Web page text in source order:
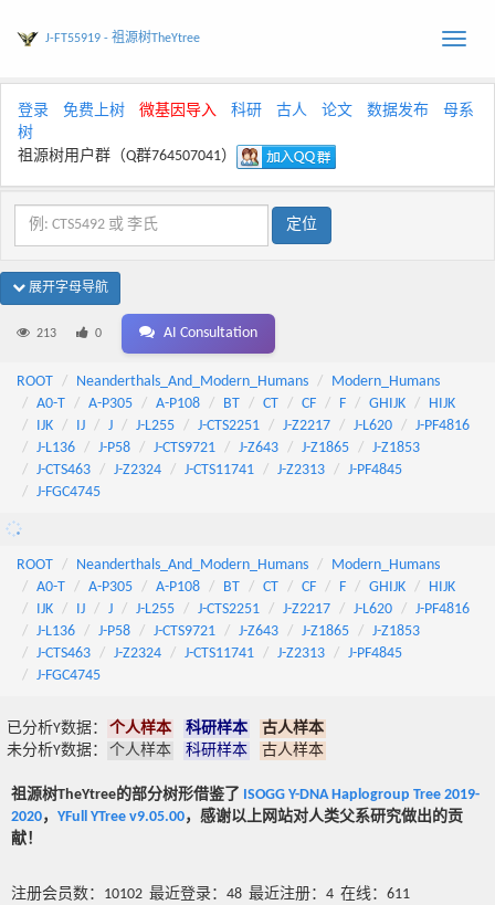
Toggle
J-FT55919 - 祖源树TheYtree
登录 免费上树 微基因导入 科研 古人 论文 数据发布
母系
树
祖源树用户群（Q群764507041）
展开字母导航
213 0 AI Consultation
ROOT Neanderthals_And_Modern_Humans
Modern_Humans
A0-T
A-P305 A-P108 BT CT CF F GHIJK
HIJK
IJK
IJ J J-L255 J-CTS2251 J-Z2217 J-L620
J-PF4816
J-L136
J-P58 J-CTS9721 J-Z643 J-Z1865
J-Z1853
J-CTS463
J-Z2324 J-CTS11741 J-Z2313
J-PF4845
J-FGC4745
ROOT Neanderthals_And_Modern_Humans
Modern_Humans
A0-T
A-P305 A-P108 BT CT CF F GHIJK
HIJK
IJK
IJ J J-L255 J-CTS2251 J-Z2217 J-L620
J-PF4816
J-L136
J-P58 J-CTS9721 J-Z643 J-Z1865
J-Z1853
J-CTS463
J-Z2324 J-CTS11741 J-Z2313
J-PF4845
J-FGC4745
已分析Y数据： 个人样本 科研样本
古人样本
未分析Y数据：
个人样本 科研样本 古人样本
祖源树TheYtree的部分树形借鉴了 ISOGG Y-DNA Haplogroup Tree 2019-
2020， YFull YTree v9.05.00，感谢以上网站对人类父系研究做出的贡
献！
注册会员数：10102 最近登录：48 最近注册：4 在线：611